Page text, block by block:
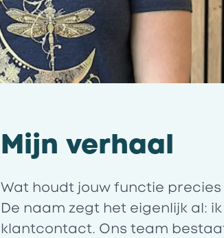
Mijn verhaal
Wat houdt jouw functie precies
De naam zegt het eigenlijk al:
klantcontact. Ons team